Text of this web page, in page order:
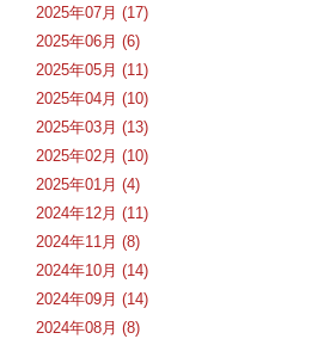
2025年07月 (17)
2025年06月 (6)
2025年05月 (11)
2025年04月 (10)
2025年03月 (13)
2025年02月 (10)
2025年01月 (4)
2024年12月 (11)
2024年11月 (8)
2024年10月 (14)
2024年09月 (14)
2024年08月 (8)